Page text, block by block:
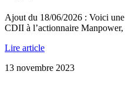
Ajout du 18/06/2026 : Voici
CDII à l’actionnaire
Lire article
13 novembre 2023